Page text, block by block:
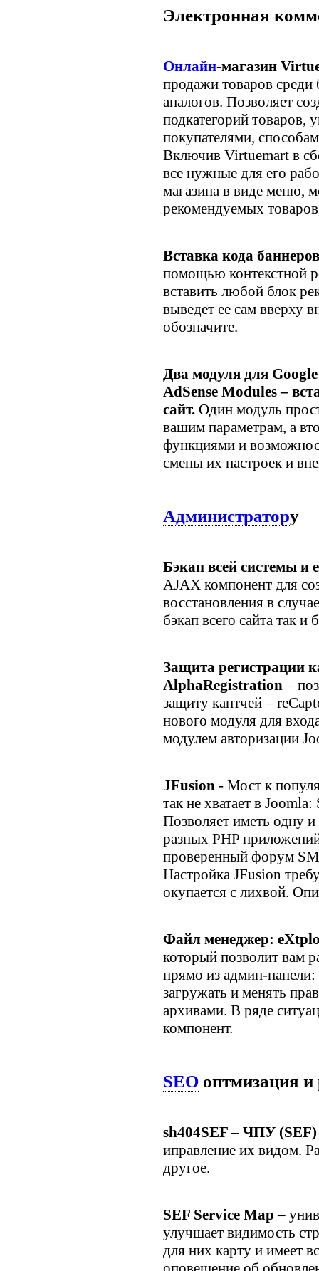
Электронная
Онлайн-магазин
продажи товаров
аналогов. Позволяет
подкатегорий товаров,
покупателями,
Включив Virtuemart в
все нужные для его
магазина в виде меню,
рекомендуемых
Вставка кода
помощью контекстной
вставить любой блок
выведет ее сам вверху
обозначите.
Два модуля для
AdSense Modules –
сайт. Один модуль
вашим параметрам, а
функциями и
смены их настроек и
Администратору
Бэкап всей системы и
AJAX компонент для
восстановления в
бэкап всего сайта так
Защита регистрации
AlphaRegistration–
защиту каптчей –
нового модуля для
модулем авторизации
JFusion - Мост к
так не хватает в
Позволяет иметь одну
разных PHP
проверенный форум
Настройка JFusion
окупается с лихвой.
Файл менеджер:
который позволит вам
прямо из админ-панели:
загружать и менять
архивами. В ряде
компонент.
SEO оптмизация и
sh404SEF – ЧПУ (SEF)
иправление их видом.
другое.
SEF Service Map –
улучшает видимость
для них карту и имеет